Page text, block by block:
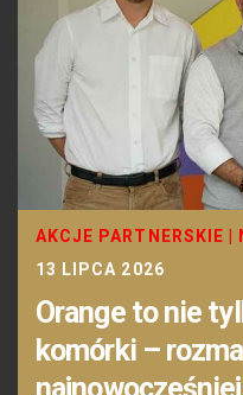
AKCJE PARTNERSKIE
13 LIPCA 2026
Orange to nie
komórki –